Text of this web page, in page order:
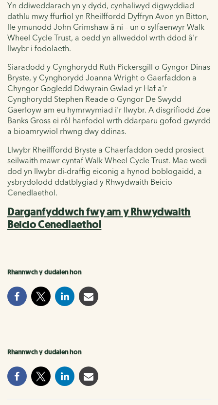
Yn ddiweddarach yn y dydd, cynhaliwyd digwyddiad
dathlu mwy ffurfiol yn Rheilffordd Dyffryn Avon yn Bitton,
lle ymunodd John Grimshaw â ni – un o sylfaenwyr Walk
Wheel Cycle Trust, a oedd yn allweddol wrth ddod â'r
llwybr i fodolaeth.
Siaradodd y Cynghorydd Ruth Pickersgill o Gyngor Dinas
Bryste, y Cynghorydd Joanna Wright o Gaerfaddon a
Chyngor Gogledd Ddwyrain Gwlad yr Haf a'r
Cynghorydd Stephen Reade o Gyngor De Swydd
Gaerloyw am eu hymrwymiad i'r llwybr. A disgrifiodd Zoe
Banks Gross ei rôl hanfodol wrth ddarparu gofod gwyrdd
a bioamrywiol rhwng dwy ddinas.
Llwybr Rheilffordd Bryste a Chaerfaddon oedd prosiect
seilwaith mawr cyntaf Walk Wheel Cycle Trust. Mae wedi
dod yn llwybr di-draffig eiconig a hynod boblogaidd, a
ysbrydolodd ddatblygiad y Rhwydwaith Beicio
Cenedlaethol.
Darganfyddwch fwy am y Rhwydwaith
Beicio Cenedlaethol
Rhannwch y dudalen hon
Rhannwch y dudalen hon